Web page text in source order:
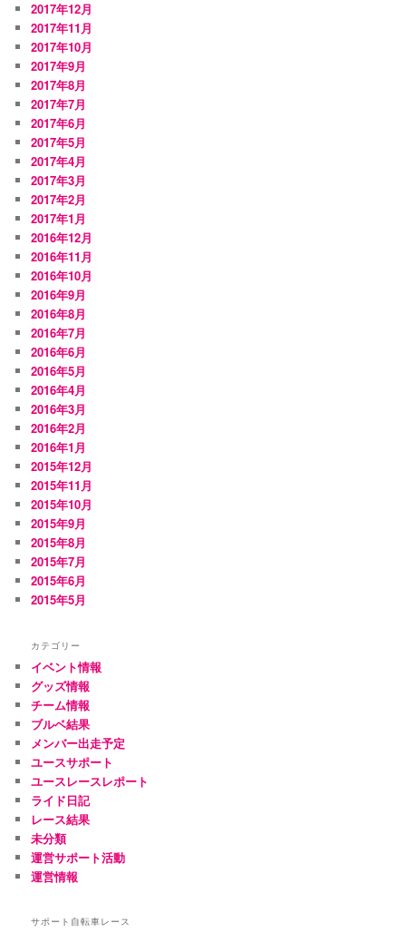
2017年12月
2017年11月
2017年10月
2017年9月
2017年8月
2017年7月
2017年6月
2017年5月
2017年4月
2017年3月
2017年2月
2017年1月
2016年12月
2016年11月
2016年10月
2016年9月
2016年8月
2016年7月
2016年6月
2016年5月
2016年4月
2016年3月
2016年2月
2016年1月
2015年12月
2015年11月
2015年10月
2015年9月
2015年8月
2015年7月
2015年6月
2015年5月
カテゴリー
イベント情報
グッズ情報
チーム情報
ブルベ結果
メンバー出走予定
ユースサポート
ユースレースレポート
ライド日記
レース結果
未分類
運営サポート活動
運営情報
サポート自転車レース